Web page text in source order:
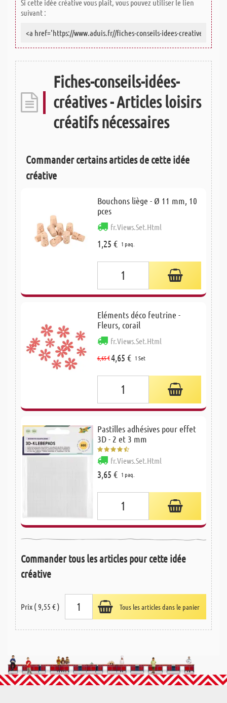
Si cette idée créative vous plait, vous pouvez utiliser le lien
suivant :
Fiches-conseils-idées-
créatives - Articles loisirs
créatifs nécessaires
Commander certains articles de cette idée
créative
Bouchons liège - Ø 11 mm, 10
pces
fr.Views.Set.Html
1,25 € 1 paq.
Eléments déco feutrine -
Fleurs, corail
fr.Views.Set.Html
6,65 €4,65 € 1 Set
Pastilles adhésives pour effet
3D - 2 et 3 mm
fr.Views.Set.Html
3,65 € 1 paq.
Commander tous les articles pour cette idée
créative
Prix ( 9,55 € ) Tous les articles dans le panier